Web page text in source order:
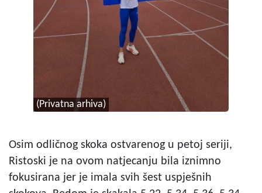
(Privatna arhiva)
Osim odličnog skoka ostvarenog u petoj seriji,
Ristoski je na ovom natjecanju bila iznimno
fokusirana jer je imala svih šest uspješnih